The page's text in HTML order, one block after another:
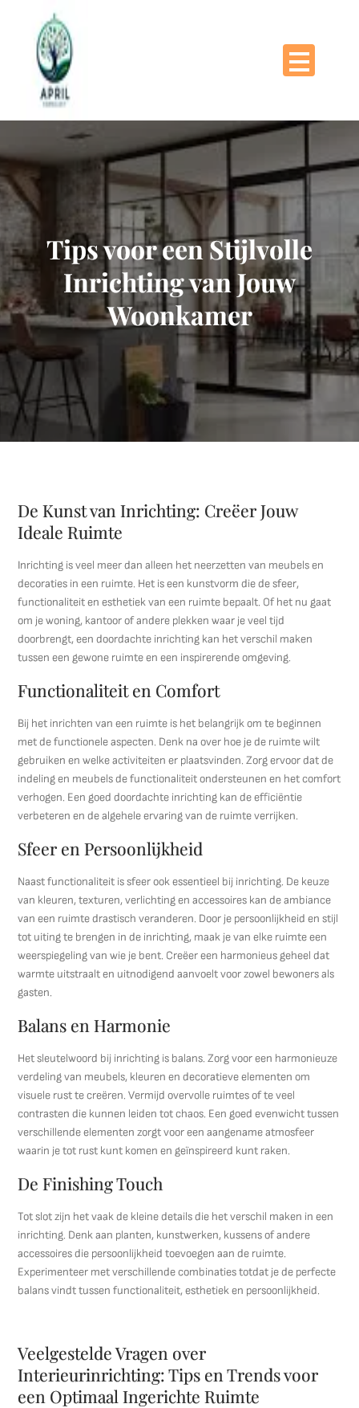
Tips voor een Stijlvolle
Inrichting van Jouw
Woonkamer
De Kunst van Inrichting: Creëer Jouw
Ideale Ruimte
Inrichting is veel meer dan alleen het neerzetten van meubels en
decoraties in een ruimte. Het is een kunstvorm die de sfeer,
functionaliteit en esthetiek van een ruimte bepaalt. Of het nu gaat
om je woning, kantoor of andere plekken waar je veel tijd
doorbrengt, een doordachte inrichting kan het verschil maken
tussen een gewone ruimte en een inspirerende omgeving.
Functionaliteit en Comfort
Bij het inrichten van een ruimte is het belangrijk om te beginnen
met de functionele aspecten. Denk na over hoe je de ruimte wilt
gebruiken en welke activiteiten er plaatsvinden. Zorg ervoor dat de
indeling en meubels de functionaliteit ondersteunen en het comfort
verhogen. Een goed doordachte inrichting kan de efficiëntie
verbeteren en de algehele ervaring van de ruimte verrijken.
Sfeer en Persoonlijkheid
Naast functionaliteit is sfeer ook essentieel bij inrichting. De keuze
van kleuren, texturen, verlichting en accessoires kan de ambiance
van een ruimte drastisch veranderen. Door je persoonlijkheid en stijl
tot uiting te brengen in de inrichting, maak je van elke ruimte een
weerspiegeling van wie je bent. Creëer een harmonieus geheel dat
warmte uitstraalt en uitnodigend aanvoelt voor zowel bewoners als
gasten.
Balans en Harmonie
Het sleutelwoord bij inrichting is balans. Zorg voor een harmonieuze
verdeling van meubels, kleuren en decoratieve elementen om
visuele rust te creëren. Vermijd overvolle ruimtes of te veel
contrasten die kunnen leiden tot chaos. Een goed evenwicht tussen
verschillende elementen zorgt voor een aangename atmosfeer
waarin je tot rust kunt komen en geïnspireerd kunt raken.
De Finishing Touch
Tot slot zijn het vaak de kleine details die het verschil maken in een
inrichting. Denk aan planten, kunstwerken, kussens of andere
accessoires die persoonlijkheid toevoegen aan de ruimte.
Experimenteer met verschillende combinaties totdat je de perfecte
balans vindt tussen functionaliteit, esthetiek en persoonlijkheid.
Veelgestelde Vragen over
Interieurinrichting: Tips en Trends voor
een Optimaal Ingerichte Ruimte